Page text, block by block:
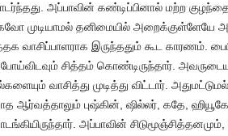
அப்பாவின் கண்டிப்பினால் மற்ற
முடியாமல் தனிமையில்
வாசிப்பாளராக இருந்ததும் கூட காரணம்.
போய்விடவும் சித்தம் கொண்டிருந்தார்.
வாசித்து முடித்து விட்டார்.
ஆர்வத்தாலும் புஷ்கின், ஷில்லர், கதே,
அப்பாவின் சிடுமூஞ்சித்தனமும்,